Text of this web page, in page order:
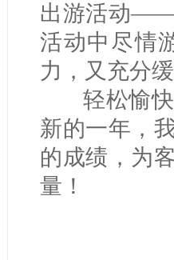
出游活动——
活动中尽情
力，又充分
轻松愉快
新的一年，
的成绩，为
量！